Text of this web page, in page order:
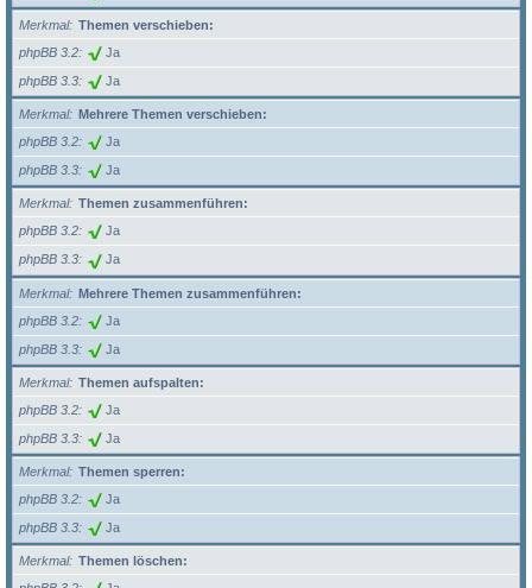
Merkmal
Themen verschieben:
phpBB 3.2
Ja
phpBB 3.3 Ja
Merkmal
Mehrere Themen verschieben:
phpBB 3.2
Ja
phpBB 3.3 Ja
Merkmal
Themen zusammenführen:
phpBB 3.2
Ja
phpBB 3.3 Ja
Merkmal
Mehrere Themen zusammenführen:
phpBB 3.2
Ja
phpBB 3.3 Ja
Merkmal
Themen aufspalten:
phpBB 3.2
Ja
phpBB 3.3 Ja
Merkmal
Themen sperren:
phpBB 3.2
Ja
phpBB 3.3 Ja
Merkmal
Themen löschen: